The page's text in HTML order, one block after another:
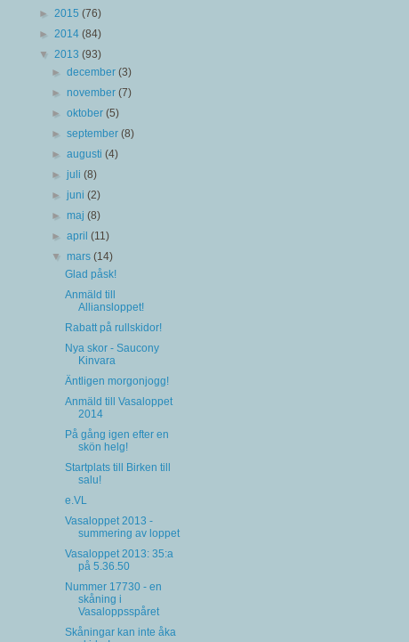
► 2015 (76)
► 2014 (84)
▼ 2013 (93)
►december(3)
►november(7)
►oktober(5)
►september(8)
►augusti(4)
►juli(8)
►juni(2)
►maj(8)
►april(11)
▼mars(14)
Glad påsk!
Anmäld till
Alliansloppet!
Rabatt på rullskidor!
Nya skor - Saucony
Kinvara
Äntligen morgonjogg!
Anmäld till Vasaloppet
2014
På gång igen efter en
skön helg!
Startplats till Birken till
salu!
e.VL
Vasaloppet 2013 -
summering av loppet
Vasaloppet 2013: 35:a
på 5.36.50
Nummer 17730 - en
skåning i
Vasaloppsspåret
Skåningar kan inte åka